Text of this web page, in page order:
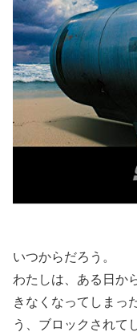
いつからだろう。
わたしは、ある日か
きなくなってしまっ
う、ブロックされて